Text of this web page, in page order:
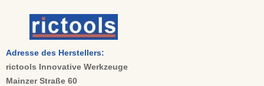
Adresse des Herstellers:
rictools Innovative Werkzeuge
Mainzer Straße 60